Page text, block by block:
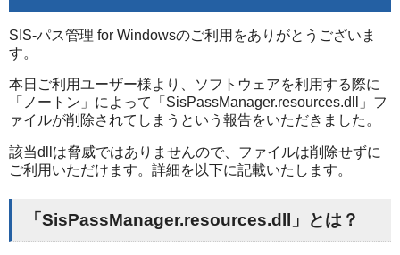
SIS-パス管理 for Windowsのご利用をありがとうございま
す。
本日ご利用ユーザー様より、ソフトウェアを利用する際に
「ノートン」によって「SisPassManager.resources.dll」フ
ァイルが削除されてしまうという報告をいただきました。
該当dllは脅威ではありませんので、ファイルは削除せずに
ご利用いただけます。詳細を以下に記載いたします。
「SisPassManager.resources.dll」とは？